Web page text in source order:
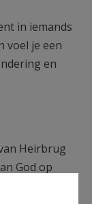
in iemands
voel je een
en
Heirbrug
God op